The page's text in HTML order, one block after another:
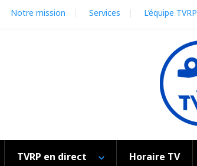
Notre mission Services L’équipe TVRP
TVRP en direct Horaire TV